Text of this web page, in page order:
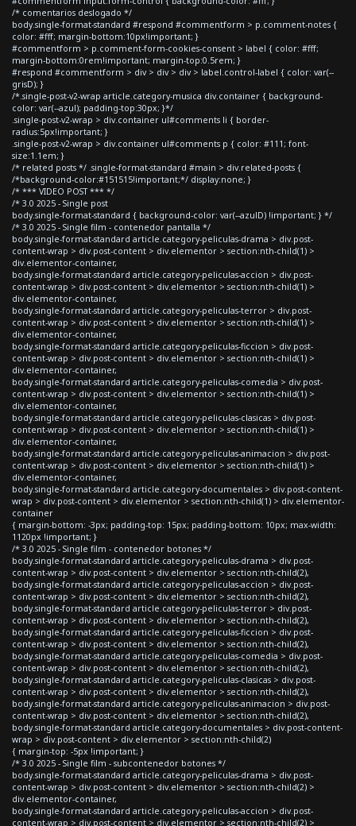
/* comentarios deslogado */
body.single-format-standard #respond #commentform > p.comment-notes {
color: #fff; margin-bottom:10px!important; }
#commentform > p.comment-form-cookies-consent > label { color: #fff;
margin-bottom:0rem!important; margin-top:0.5rem; }
#respond #commentform > div > div > div > label.control-label { color: var(--
grisD); }
/*.single-post-v2-wrap article.category-musica div.container { background-
color: var(--azul); padding-top:30px; }*/
.single-post-v2-wrap > div.container ul#comments li { border-
radius:5px!important; }
.single-post-v2-wrap > div.container ul#comments p { color: #111; font-
size:1.1em; }
/* related posts */ .single-format-standard #main > div.related-posts {
/*background-color:#151515!important;*/ display:none; }
/* *** VIDEO POST *** */
/* 3.0 2025 - Single post
body.single-format-standard { background-color: var(--azulD) !important; } */
/* 3.0 2025 - Single film - contenedor pantalla */
body.single-format-standard article.category-peliculas-drama > div.post-
content-wrap > div.post-content > div.elementor > section:nth-child(1) >
div.elementor-container,
body.single-format-standard article.category-peliculas-accion > div.post-
content-wrap > div.post-content > div.elementor > section:nth-child(1) >
div.elementor-container,
body.single-format-standard article.category-peliculas-terror > div.post-
content-wrap > div.post-content > div.elementor > section:nth-child(1) >
div.elementor-container,
body.single-format-standard article.category-peliculas-ficcion > div.post-
content-wrap > div.post-content > div.elementor > section:nth-child(1) >
div.elementor-container,
body.single-format-standard article.category-peliculas-comedia > div.post-
content-wrap > div.post-content > div.elementor > section:nth-child(1) >
div.elementor-container,
body.single-format-standard article.category-peliculas-clasicas > div.post-
content-wrap > div.post-content > div.elementor > section:nth-child(1) >
div.elementor-container,
body.single-format-standard article.category-peliculas-animacion > div.post-
content-wrap > div.post-content > div.elementor > section:nth-child(1) >
div.elementor-container,
body.single-format-standard article.category-documentales > div.post-content-
wrap > div.post-content > div.elementor > section:nth-child(1) > div.elementor-
container
{ margin-bottom: -3px; padding-top: 15px; padding-bottom: 10px; max-width:
1120px !important; }
/* 3.0 2025 - Single film - contenedor botones */
body.single-format-standard article.category-peliculas-drama > div.post-
content-wrap > div.post-content > div.elementor > section:nth-child(2),
body.single-format-standard article.category-peliculas-accion > div.post-
content-wrap > div.post-content > div.elementor > section:nth-child(2),
body.single-format-standard article.category-peliculas-terror > div.post-
content-wrap > div.post-content > div.elementor > section:nth-child(2),
body.single-format-standard article.category-peliculas-ficcion > div.post-
content-wrap > div.post-content > div.elementor > section:nth-child(2),
body.single-format-standard article.category-peliculas-comedia > div.post-
content-wrap > div.post-content > div.elementor > section:nth-child(2),
body.single-format-standard article.category-peliculas-clasicas > div.post-
content-wrap > div.post-content > div.elementor > section:nth-child(2),
body.single-format-standard article.category-peliculas-animacion > div.post-
content-wrap > div.post-content > div.elementor > section:nth-child(2),
body.single-format-standard article.category-documentales > div.post-content-
wrap > div.post-content > div.elementor > section:nth-child(2)
{ margin-top: -5px !important; }
/* 3.0 2025 - Single film - subcontenedor botones */
body.single-format-standard article.category-peliculas-drama > div.post-
content-wrap > div.post-content > div.elementor > section:nth-child(2) >
div.elementor-container,
body.single-format-standard article.category-peliculas-accion > div.post-
content-wrap > div.post-content > div.elementor > section:nth-child(2) >